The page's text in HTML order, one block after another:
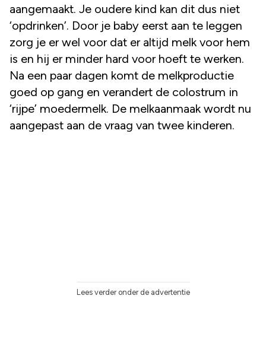
aangemaakt. Je oudere kind kan dit dus niet
‘opdrinken’. Door je baby eerst aan te leggen
zorg je er wel voor dat er altijd melk voor hem
is en hij er minder hard voor hoeft te werken.
Na een paar dagen komt de melkproductie
goed op gang en verandert de colostrum in
‘rijpe’ moedermelk. De melkaanmaak wordt nu
aangepast aan de vraag van twee kinderen.
Lees verder onder de advertentie